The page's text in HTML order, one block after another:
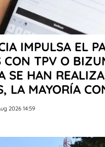
IMPULSA EL
CON TPV O
SE HAN
LA MAYORÍA
2026 14:59